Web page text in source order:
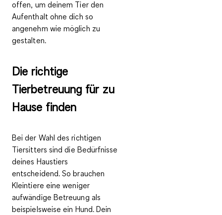
offen, um deinem Tier den
Aufenthalt ohne dich so
angenehm wie möglich zu
gestalten.
Die richtige
Tierbetreuung für zu
Hause finden
Bei der Wahl des richtigen
Tiersitters sinddie Bedürfnisse
deines Haustiers
entscheidend. So brauchen
Kleintiere eine weniger
aufwändige Betreuung als
beispielsweise ein Hund. Dein